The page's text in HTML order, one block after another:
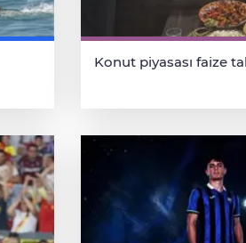
Konut piyasası faize